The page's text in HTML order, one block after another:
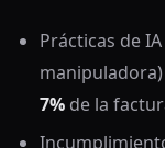
Prácticas de
7% de la